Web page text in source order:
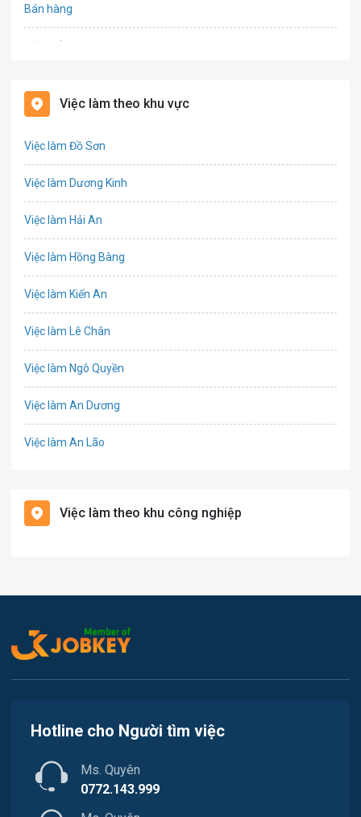
Bán hàng
Biên phiên dịch
Văn Phòng
Lao Động Phổ Thông
Nhà hàng / Khách sạn
Việc làm theo khu vực
Việc làm Đồ Sơn
Việc làm Dương Kinh
Việc làm Hải An
Việc làm Hồng Bàng
Việc làm Kiến An
Việc làm Lê Chân
Việc làm Ngô Quyền
Việc làm An Dương
Việc làm An Lão
Việc làm Cát Hải
Việc làm Tiên Lãng
Việc làm Hòa Bình
Việc làm Nam Triệu
Việc làm Bạch Đằng
Việc làm theo khu công nghiệp
Hotline cho Người tìm việc
Ms. Quyên
0772.143.999